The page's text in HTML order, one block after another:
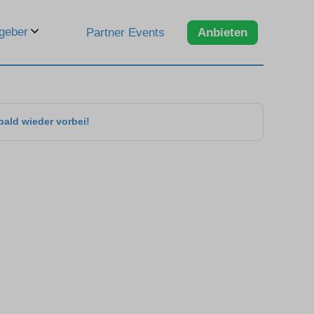
Partner Events Anbieten
wieder vorbei!